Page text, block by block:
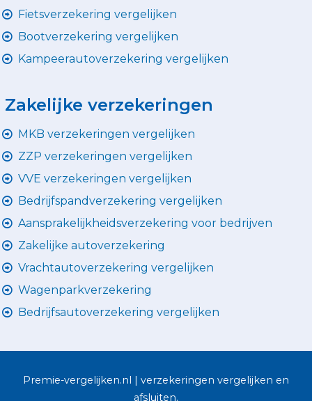
Fietsverzekering vergelijken
Bootverzekering vergelijken
Kampeerautoverzekering vergelijken
Zakelijke verzekeringen
MKB verzekeringen vergelijken
ZZP verzekeringen vergelijken
VVE verzekeringen vergelijken
Bedrijfspandverzekering vergelijken
Aansprakelijkheidsverzekering voor bedrijven
Zakelijke autoverzekering
Vrachtautoverzekering vergelijken
Wagenparkverzekering
Bedrijfsautoverzekering vergelijken
Premie-vergelijken.nl | verzekeringen vergelijken en
afsluiten.